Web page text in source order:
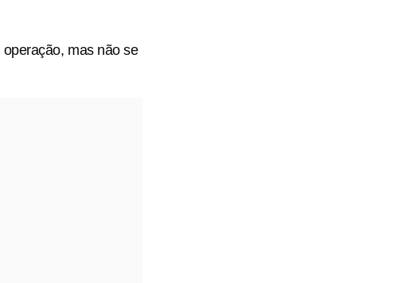
mas não se